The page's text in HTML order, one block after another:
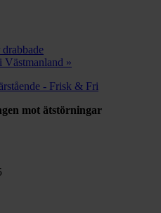
Västmanland »
mot ätstörningar